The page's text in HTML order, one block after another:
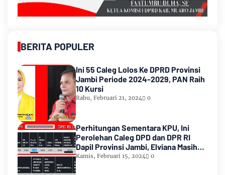
BERITA POPULER
Ini 55 Caleg Lolos Ke DPRD Provinsi
Jambi Periode 2024-2029, PAN Raih
10 Kursi
Rabu, Februari 21, 2024 0
Perhitungan Sementara KPU, Ini
Perolehan Caleg DPD dan DPR RI
Dapil Provinsi Jambi, Elviana Masih
Urutan Kedua Teratas
Kamis, Februari 15, 2024 0